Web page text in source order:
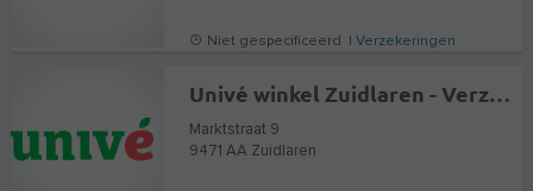
Niet gespecificeerd |Verzekeringen
Univé winkel Zuidlaren - Verzekeringen en Hypotheekadvies
Marktstraat 9
9471 AA Zuidlaren